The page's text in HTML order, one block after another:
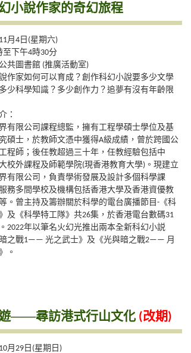
小說作家的奇幻旅程
月4日(星期六)
至下午4時30分
共圖書館 (推廣活動室)
作家如何可以育成？創作科幻小說要多少文學
少科學知識？多少創作力？追夢有沒有年齡限
：
有限公司課程總監，擁有工程學碩士學位及基
碩士，於教師文憑中獲得A級成績，曾於跨國公
程師；後任教超過三十年，任教經驗包括中
校外課程及師範學院(現香港教育大學)。現建立
有限公司，負責學術發展及設計多個科學課
務多間學校及機構包括香港大學及香港資優教
。曾主持及籌辦關於科學的電台廣播節目-《科
及《科學特工隊》共26集，於香港電台數碼31
2022年以筆名火幻光推出兩本全新科幻小説
暗之戰1—— 光之武士》及《光與暗之戰2—— 月
。
——尋訪港式行山文化(改期)
月29日(星期日)